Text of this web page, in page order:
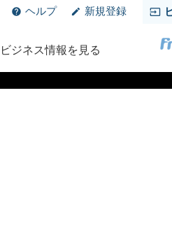
ビジネス情報を見る
ヘルプ 新規登録